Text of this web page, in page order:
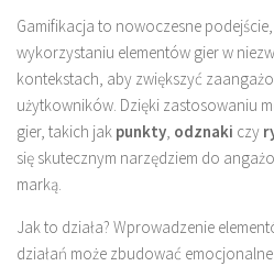
Gamifikacja to nowoczesne
wykorzystaniu elementów gier w
kontekstach, aby zwiększyć
użytkowników. Dzięki zastosowaniu
gier, takich jak punkty, odznaki czy
się skutecznym narzędziem do
marką.
Jak to działa? Wprowadzenie
działań może zbudować